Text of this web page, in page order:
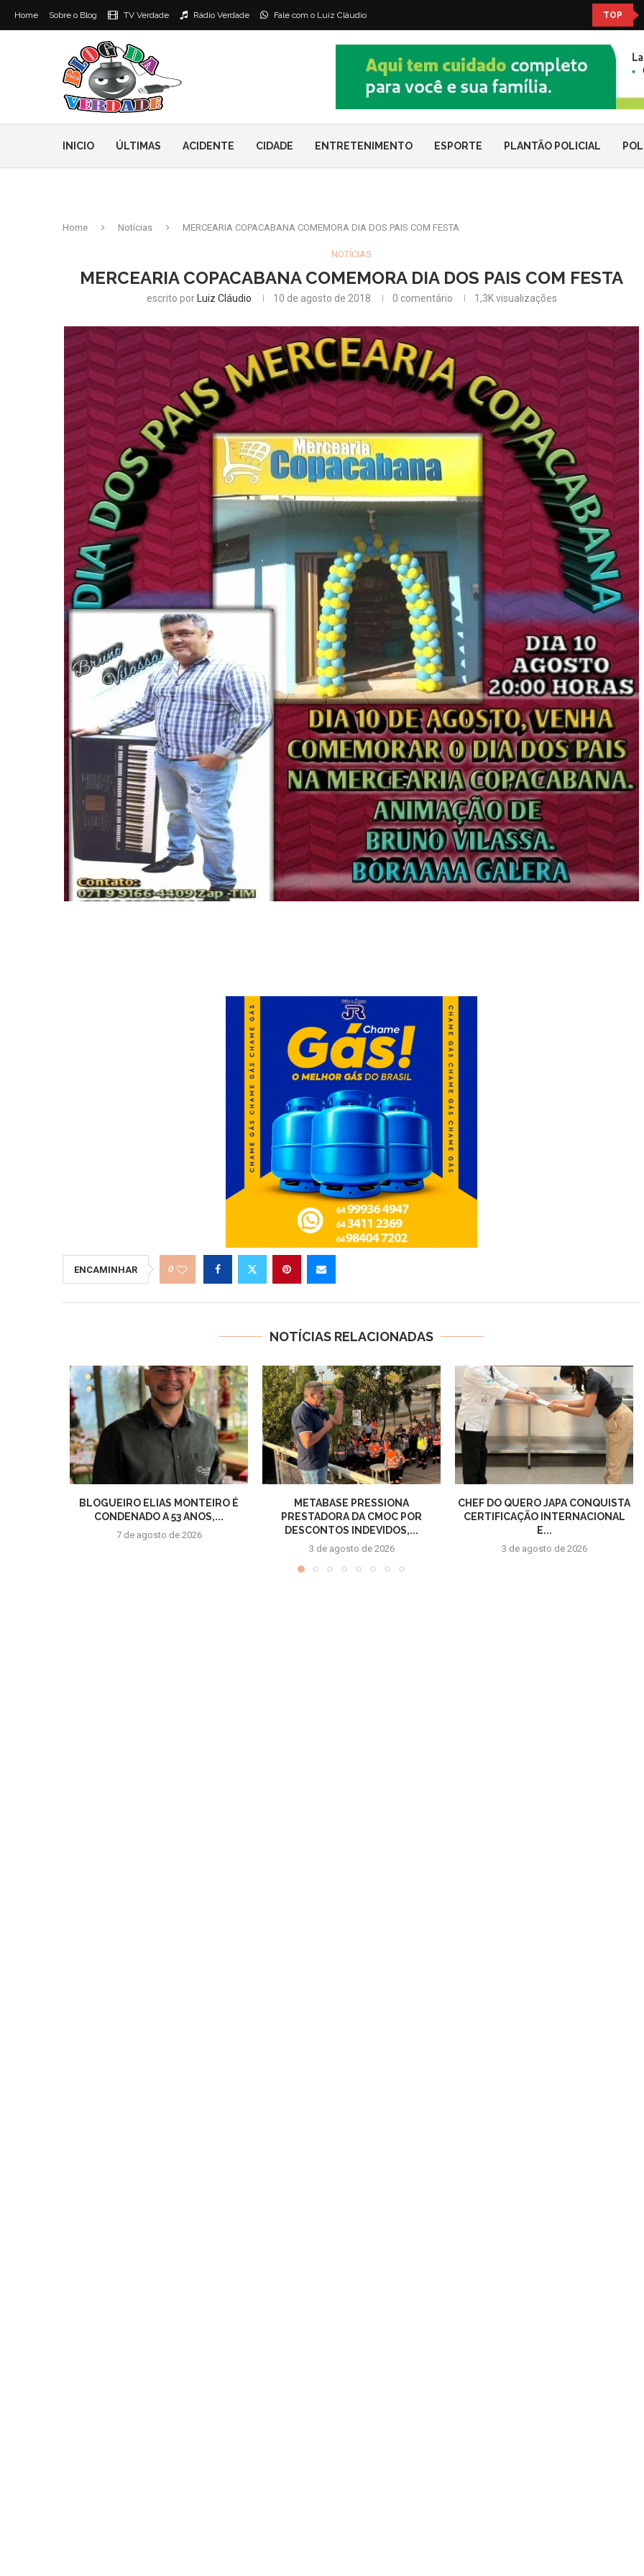
Home Sobre o Blog TV Verdade Rádio Verdade Fale com o Luiz Cláudio TOP
INICIO ÚLTIMAS ACIDENTE CIDADE ENTRETENIMENTO ESPORTE PLANTÃO POLICIAL
Home Notícias MERCEARIA COPACABANA COMEMORA DIA DOS PAIS COM FESTA
NOTÍCIAS
MERCEARIA COPACABANA COMEMORA DIA DOS PAIS COM FESTA
escrito por Luiz Cláudio 10 de agosto de 2018 0 comentário 1,3Kvisualizações
ENCAMINHAR 0
NOTÍCIAS RELACIONADAS
BLOGUEIRO ELIAS MONTEIRO É
CONDENADO A 53 ANOS,...
7 de agosto de 2026
METABASE PRESSIONA
PRESTADORA DA CMOC POR
DESCONTOS INDEVIDOS,...
3 de agosto de 2026
CHEF DO QUERO JAPA CONQUISTA
CERTIFICAÇÃO INTERNACIONAL
E...
3 de agosto de 2026